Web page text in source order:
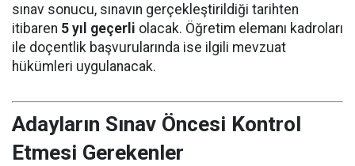
sınav sonucu, sınavın gerçekleştirildiği tarihten
itibaren 5 yıl geçerli olacak. Öğretim elemanı kadroları
ile doçentlik başvurularında ise ilgili mevzuat
hükümleri uygulanacak.
Adayların Sınav Öncesi Kontrol
Etmesi Gerekenler